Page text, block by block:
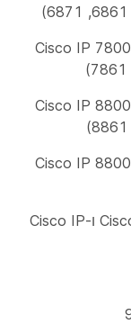
טלפונים מסוג Multiplatform מסדרה Cisco IP 7800
טלפונים מסוג Multiplatform מסדרה Cisco IP 8800
טלפונים מסוג Multiplatform מסדרה Cisco IP 8800
טלפון לשיחות ועידה מדגם Cisco IP 7832 ו-Cisco IP